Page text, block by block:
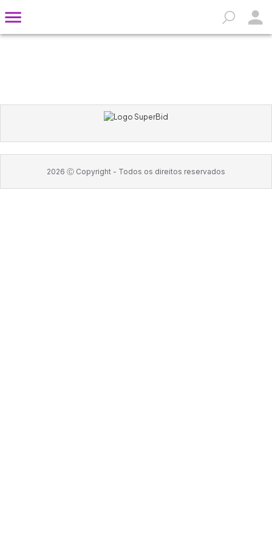
2026 Ⓒ Copyright - Todos os direitos reservados